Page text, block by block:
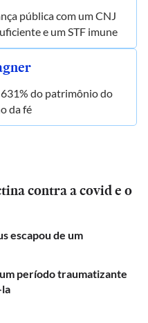
pública com um CNJ
e um STF imune
631% do patrimônio do
da fé
contra a covid e o
escapou de um
período traumatizante